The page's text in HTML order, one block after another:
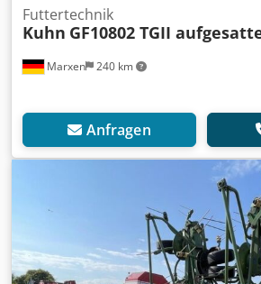
Marxen 240 km
Futtertechnik
Kuhn GF10802 TGII
Anfragen